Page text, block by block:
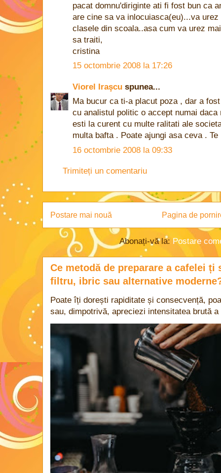
pacat domnu'diriginte ati fi fost bun ca
are cine sa va inlocuiasca(eu)...va
clasele din scoala..asa cum va urez
sa traiti,
cristina
15 octombrie 2008 la 17:26
Viorel Iraşcu spunea...
Ma bucur ca ti-a placut poza , dar a
cu analistul politic o accept numai
esti la curent cu multe ralitati ale
multa bafta . Poate ajungi asa ceva . Te
16 octombrie 2008 la 09:33
Trimiteți un comentariu
Postare mai nouă Pagina de
Abonați-vă la: Postare
Ce metodă de preparare a cafelei
filtru, ibric sau alternative
Poate îți dorești rapiditate și consecvență,
sau, dimpotrivă, apreciezi intensitatea brută